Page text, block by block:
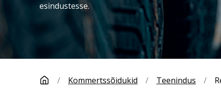
esindustesse.
/ Kommertssõidukid / Teenindus /